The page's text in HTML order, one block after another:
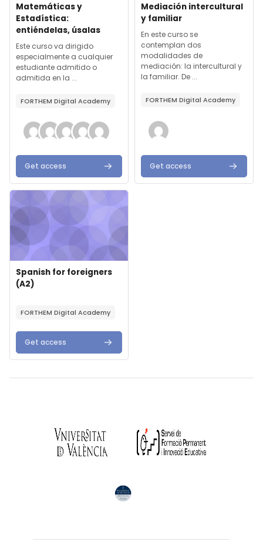
Imatge del curs
Nom del curs
Matemáticas y
Estadística:
entiéndelas, úsalas
Text de resum del curs:
Este curso va dirigido
especialmente a cualquier
estudiante admitido o
admitida en la ...
FORTHEM Digital Academy
Get access
Imatge del curs
Nom del curs
Mediación intercultural
y familiar
Text de resum del curs:
En este curso se
contemplan dos
modalidades de
mediación: la intercultural y
la familiar. De ...
FORTHEM Digital Academy
Get access
Imatge del curs" Spanish for foreigners (A2)
Imatge del curs
Nom del curs
Spanish for foreigners
(A2)
FORTHEM Digital Academy
Get access